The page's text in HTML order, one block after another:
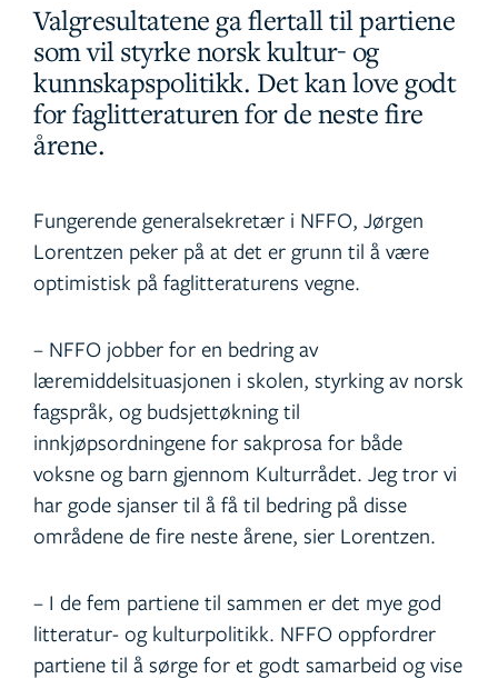
Valgresultatene ga flertall til partiene
som vil styrke norsk kultur- og
kunnskapspolitikk. Det kan love godt
for faglitteraturen for de neste fire
årene.
Fungerende generalsekretær i NFFO, Jørgen
Lorentzen peker på at det er grunn til å være
optimistisk på faglitteraturens vegne.
– NFFO jobber for en bedring av
læremiddelsituasjonen i skolen, styrking av norsk
fagspråk, og budsjettøkning til
innkjøpsordningene for sakprosa for både
voksne og barn gjennom Kulturrådet. Jeg tror vi
har gode sjanser til å få til bedring på disse
områdene de fire neste årene, sier Lorentzen.
– I de fem partiene til sammen er det mye god
litteratur- og kulturpolitikk. NFFO oppfordrer
partiene til å sørge for et godt samarbeid og vise